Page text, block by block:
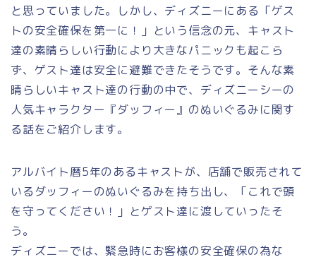
と思っていました。しかし、ディズニーにある「ゲス
トの安全確保を第一に！」という信念の元、キャスト
達の素晴らしい行動により大きなパニックも起こら
ず、ゲスト達は安全に避難できたそうです。そんな素
晴らしいキャスト達の行動の中で、ディズニーシーの
人気キャラクター『ダッフィー』のぬいぐるみに関す
る話をご紹介します。
アルバイト暦5年のあるキャストが、店舗で販売されて
いるダッフィーのぬいぐるみを持ち出し、「これで頭
を守ってください！」とゲスト達に渡していったそ
う。
ディズニーでは、緊急時にお客様の安全確保の為な